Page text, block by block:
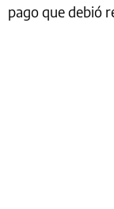
pago que debió